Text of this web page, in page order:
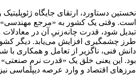
نخستین دستاورد، ارتقای جایگاه
است. وقتی یک کشور به «مرجع
تبدیل شود، قدرت چانه‌زنیِ آن در معادلات
طرز چشمگیری افزایش می‌یابد. دیگر
دانش فنی، ناگزیر از تعامل و همکاری با
بود. این یعنی خلق یک «قدرت نرمِ صنعتی»
مرزهای اقتصاد و وارد عرصه دیپلماسی